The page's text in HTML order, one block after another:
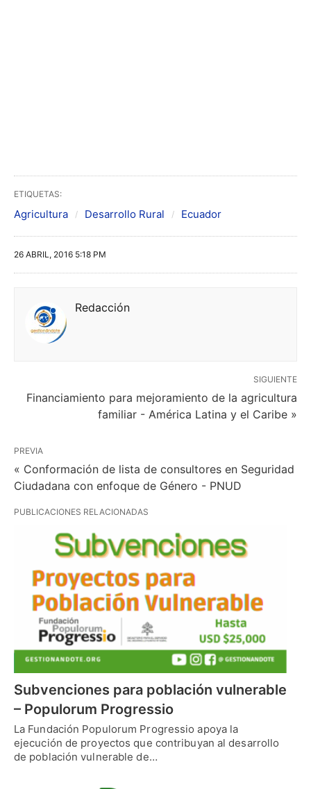
ETIQUETAS:
Agricultura Desarrollo Rural Ecuador
26 ABRIL, 2016 5:18 PM
Redacción
SIGUIENTE
Financiamiento para mejoramiento de la agricultura
familiar - América Latina y el Caribe »
PREVIA
« Conformación de lista de consultores en Seguridad
Ciudadana con enfoque de Género - PNUD
PUBLICACIONES RELACIONADAS
Subvenciones para población vulnerable
– Populorum Progressio
La Fundación Populorum Progressio apoya la
ejecución de proyectos que contribuyan al desarrollo
de población vulnerable de…